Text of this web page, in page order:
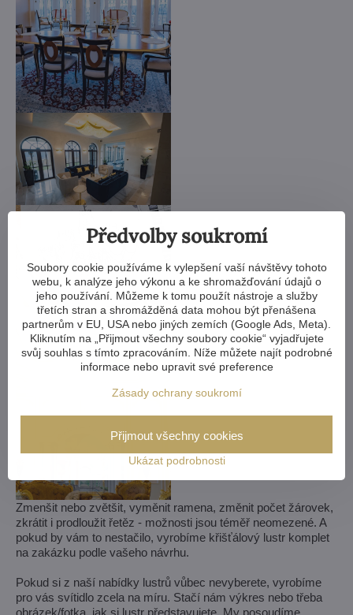
Zmenšit nebo zvětšit, vyměnit ramena, změnit počet žárovek,
zkrátit i prodloužit řetěz - možnosti jsou téměř neomezené. A
pokud by vám to nestačilo, vyrobíme křišťálový lustr komplet
na zakázku podle vašeho návrhu.
Pokud si z naší nabídky lustrů vůbec nevyberete, vyrobíme
pro vás svítidlo zcela na míru. Stačí nám výkres nebo třeba
obrázek/fotka, jak si lustr představujete. My posoudíme
Předvolby soukromí
Soubory cookie používáme k vylepšení vaší návštěvy tohoto
webu, k analýze jeho výkonu a ke shromažďování údajů o
jeho používání. Můžeme k tomu použít nástroje a služby
třetích stran a shromážděná data mohou být přenášena
partnerům v EU, USA nebo jiných zemích (Google Ads, Meta).
Kliknutím na „Přijmout všechny soubory cookie“ vyjadřujete
svůj souhlas s tímto zpracováním. Níže můžete najít podrobné
informace nebo upravit své preference
Zásady ochrany soukromí
Ukázat podrobnosti
Přijmout všechny cookies